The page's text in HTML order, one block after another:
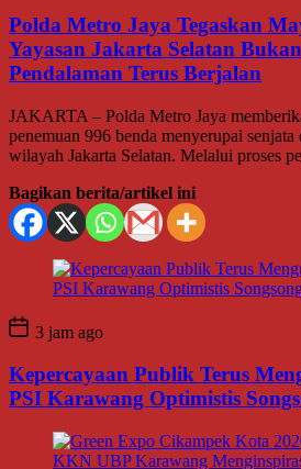
Polda Metro Jaya Tegaskan
Yayasan Jakarta Selatan
Pendalaman Terus Berjalan
JAKARTA – Polda Metro Jaya
penemuan 996 benda menyerupai senjata
wilayah Jakarta Selatan. Melalui proses
Bagikan berita/artikel ini
3 jam ago
Kepercayaan Publik Terus
PSI Karawang Optimistis